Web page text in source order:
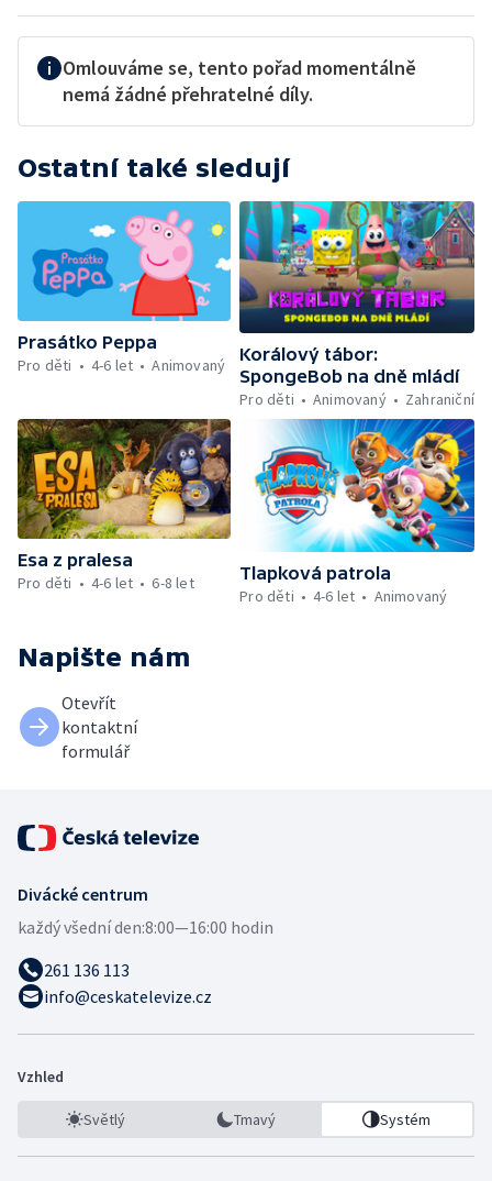
Omlouváme se, tento pořad momentálně
nemá žádné přehratelné díly.
Ostatní také sledují
Prasátko Peppa
Pro děti
4-6 let Animovaný
Korálový tábor:
SpongeBob na dně mládí
Pro děti
Animovaný Zahraniční
Esa z pralesa
Pro děti
4-6 let 6-8 let
Tlapková patrola
Pro děti
4-6 let Animovaný
Napište nám
Otevřít
kontaktní
formulář
Divácké centrum
každý všední den:8:00—16:00 hodin
261 136 113
info@ceskatelevize.cz
Vzhled
Světlý Tmavý Systém